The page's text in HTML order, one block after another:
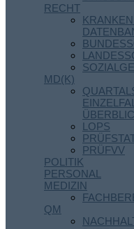
RECHT
MD(K)
LOPS
PRÜFVV
POLITIK
PERSONAL
MEDIZIN
QM